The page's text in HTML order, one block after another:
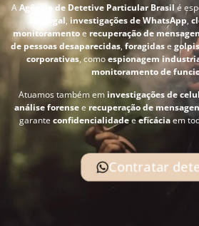
AAgência de Detetive Particular Brasil é
conjugal, investigações de WhatsApp,
monitoramentoe recuperação de
de pessoas desaparecidas, foragidase
corporativas, comoespionagem
monitoramento de
Atuamos também em investigações de
análise forensee recuperação de
garante confidencialidadeeeficáciaem
Contratar